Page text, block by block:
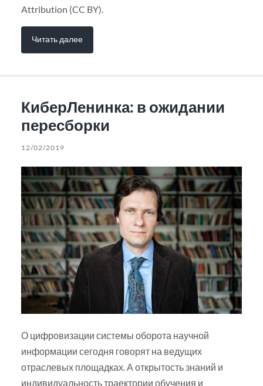
Attribution (CC BY).
Читать далее
КиберЛенинка: в ожидании
пересборки
12/02/2019
О цифровизации системы оборота научной
информации сегодня говорят на ведущих
отраслевых площадках. А открытость знаний и
индивидуальность траектории обучения и